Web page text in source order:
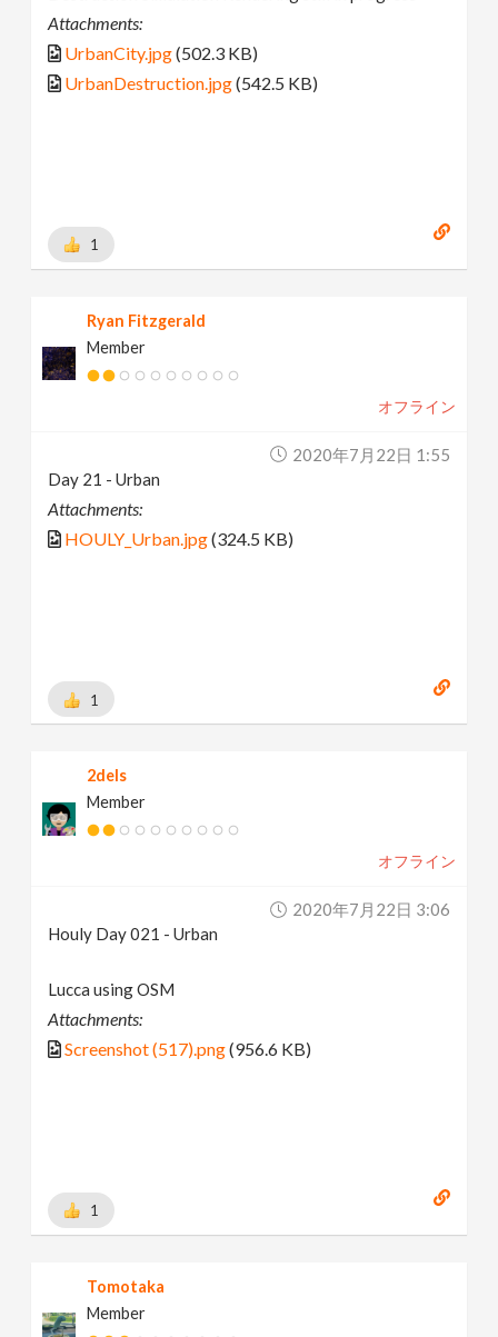
Attachments:
UrbanCity.jpg(502.3 KB)
UrbanDestruction.jpg(542.5 KB)
1
Ryan Fitzgerald
Member
オフライン
2020年7月22日 1:55
Day 21 - Urban
Attachments:
HOULY_Urban.jpg(324.5 KB)
1
2dels
Member
オフライン
2020年7月22日 3:06
Houly Day 021 - Urban
Lucca using OSM
Attachments:
Screenshot (517).png(956.6 KB)
1
Tomotaka
Member